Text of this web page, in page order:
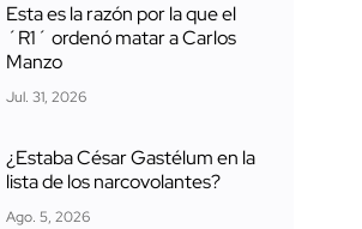
Esta es la razón por la que el
´R1´ ordenó matar a Carlos
Manzo
Jul. 31, 2026
¿Estaba César Gastélum en la
lista de los narcovolantes?
Ago. 5, 2026